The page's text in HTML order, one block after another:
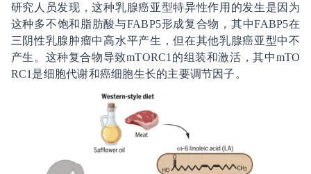
研究人员发现，这种乳腺癌亚型特异性作用的发生是因为
这种多不饱和脂肪酸与FABP5形成复合物，其中FABP5在
三阴性乳腺肿瘤中高水平产生，但在其他乳腺癌亚型中不
产生。这种复合物导致mTORC1的组装和激活，其中mTO
RC1是细胞代谢和癌细胞生长的主要调节因子。